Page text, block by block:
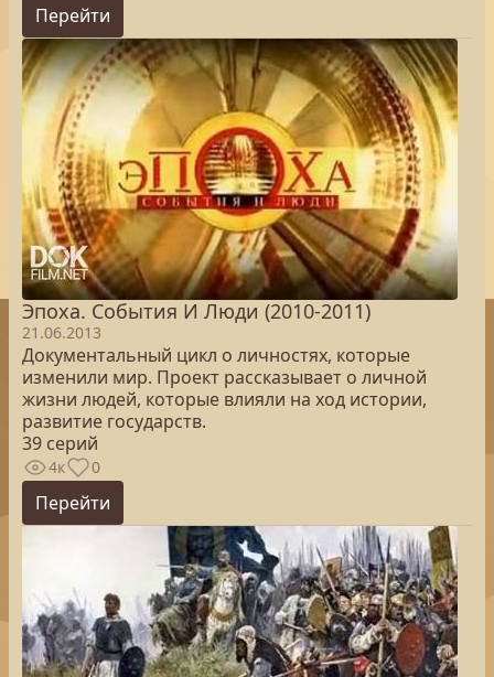
Перейти
Эпоха. Cобытия И Люди (2010-2011)
21.06.2013
Документальный цикл о личностях, которые
изменили мир. Проект рассказывает о личной
жизни людей, которые влияли на ход истории,
развитие государств.
39 серий
4к 0
Перейти